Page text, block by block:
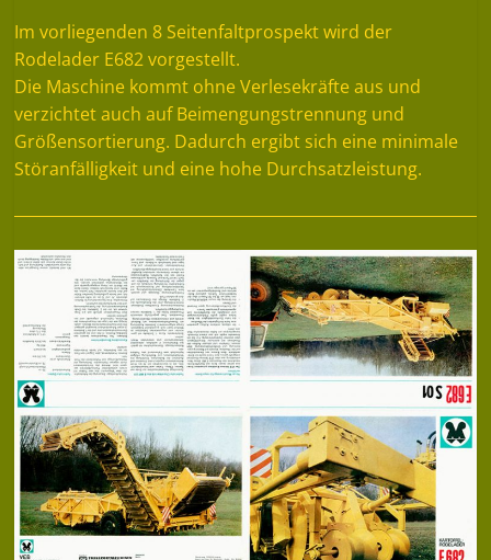
Im vorliegenden 8 Seitenfaltprospekt wird der
Rodelader E682 vorgestellt.
Die Maschine kommt ohne Verlesekräfte aus und
verzichtet auch auf Beimengungstrennung und
Größensortierung. Dadurch ergibt sich eine minimale
Störanfälligkeit und eine hohe Durchsatzleistung.